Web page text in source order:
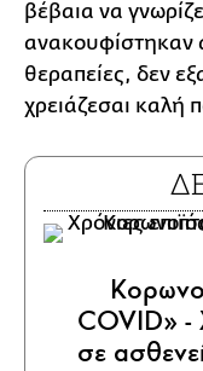
βέβαια να
ανακουφίστηκαν
θεραπείες, δεν
χρειάζεσαι καλή
COVID» -
σε